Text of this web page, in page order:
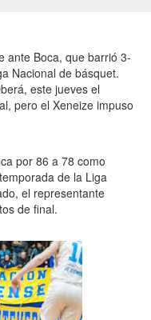
ante Boca, que barrió 3-
Nacional de básquet.
este jueves el
pero el Xeneize impuso
por 86 a 78 como
de la Liga
el representante
de final.